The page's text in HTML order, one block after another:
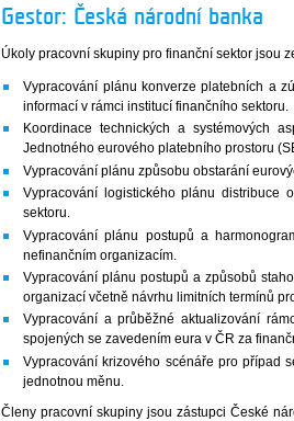
Gestor: Česká národní banka
Úkoly pracovní skupiny pro finanční sektor jsou
Vypracování plánu konverze platebních a
informací v rámci institucí finančního sektoru.
Koordinace technických a systémových
Jednotného eurového platebního prostoru
Vypracování plánu způsobu obstarání
Vypracování logistického plánu distribuce
sektoru.
Vypracování plánu postupů a
nefinančním organizacím.
Vypracování plánu postupů a způsobů
organizací včetně návrhu limitních termínů
Vypracování a průběžné aktualizování
spojených se zavedením eura v ČR za
Vypracování krizového scénáře pro případ
jednotnou měnu.
Členy pracovní skupiny jsou zástupci České